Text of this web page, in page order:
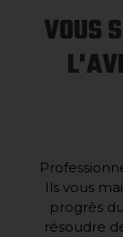
VOUS
Ils vous
progrès
résoudre